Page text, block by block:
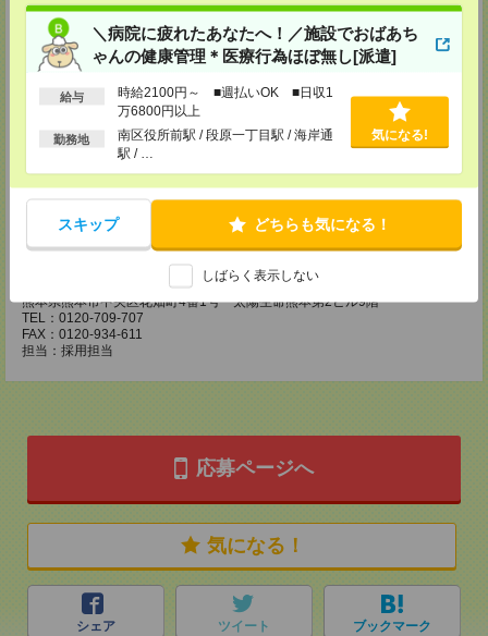
＼病院に疲れたあなたへ！／施設でおばあち
ゃんの健康管理＊医療行為ほぼ無し[派遣]
給与
時給2100円～ ■週払いOK ■日収1
万6800円以上
勤務地
南区役所前駅 / 段原一丁目駅 / 海岸通
駅 / …
気になる!
スキップ どちらも気になる！
しばらく表示しない
松山営業所
〒790-0003
愛媛県松山市三番町7丁目1番地21号 ジブラルタ生命松山ビル8階
FAX：0120-709-890
福岡営業所
TEL：0120-709-707
FAX：0120-709-927
担当：採用担当
熊本県熊本市中央区花畑町4番1号 太陽生命熊本第2ビル9階
TEL：0120-709-707
FAX：0120-934-611
担当：採用担当
応募ページへ
気になる！
シェア ツイート ブックマーク